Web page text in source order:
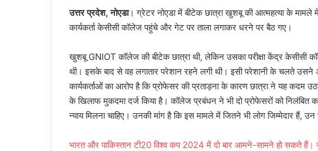
उत्तर प्रदेश, नोएडा। ग्रेटर नोएडा में बीटेक छात्रा खुशबू की आत्महत्या के मामले में
कार्यकर्ता केसीसी कॉलेज पहुंचे और गेट पर ताला लगाकर धरने पर बैठ गए।
खुशबू GNIOT कॉलेज की बीटेक छात्रा थी, लेकिन उसका परीक्षा केंद्र केसीसी
थी। इसके बाद से वह लगातार परेशान रहने लगी थी। इसी परेशानी के चलते उसने
कार्यकर्ताओं का आरोप है कि प्रोफेसर की प्रताड़ना के कारण छात्रा ने यह
के खिलाफ मुकदमा दर्ज किया है। कॉलेज प्रबंधन ने भी दो प्रोफेसरों को निलंबित कर
न्याय मिलना चाहिए। उनकी मांग है कि इस मामले में जितने भी लोग जिम्मेदार हैं, उन
भारत और पाकिस्तान टी20 विश्व कप 2024 में दो बार आमने-सामने हो सकते हैं।